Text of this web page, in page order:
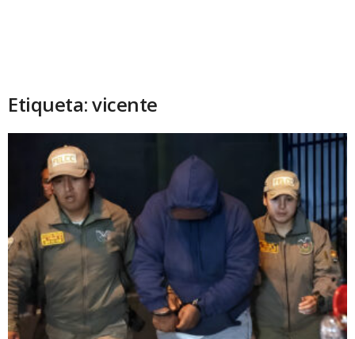
Etiqueta: vicente